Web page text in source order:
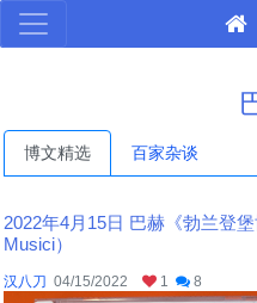
博文精选 百家杂谈
2022年4月15日 巴赫《勃兰登
Musici）
汉八刀 04/15/2022 1 8